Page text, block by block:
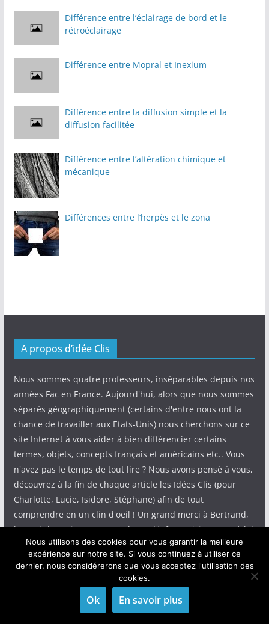
Différence entre l’éclairage de bord et le
rétroéclairage
Différence entre Mopral et Inexium
Différence entre la diffusion simple et la
diffusion facilitée
Différence entre l’altération chimique et
mécanique
Différences entre l’herpès et le zona
A propos d’idée Clis
Nous sommes quatre professeurs, inséparables depuis nos
années Fac en France. Aujourd'hui, alors que nous sommes
séparés géographiquement (certains d'entre nous ont la
chance de travailler aux Etats-Unis) nous cherchons sur ce
site Internet à vous aider à bien différencier certains
termes, objets, concepts français et américains etc.. Vous
n'avez pas le temps de tout lire ? Nous avons pensé à vous,
découvrez à la fin de chaque article les Idées Clis (pour
Charlotte, Lucie, Isidore, Stéphane) afin de tout
comprendre en un clin d'oeil ! Un grand merci à Bertrand,
que vous devez ce joli site !
Copyright © 2026 IdeeClis. Tous droits réservés.
Nous utilisons des cookies pour vous garantir la meilleure
expérience sur notre site. Si vous continuez à utiliser ce
dernier, nous considérerons que vous acceptez l'utilisation des
cookies.
Ok En savoir plus